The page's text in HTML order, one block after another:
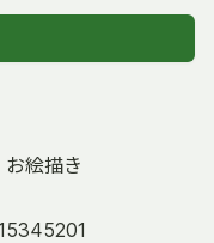
絵描き